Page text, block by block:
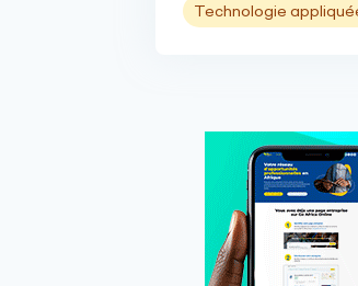
Technologie